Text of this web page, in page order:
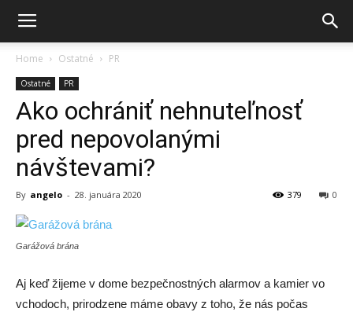
Home Ostatné PR
Ostatné PR
Ako ochrániť nehnuteľnosť
pred nepovolanými
návštevami?
By angelo - 28. januára 2020 0
379
Garážová brána
Aj keď žijeme v dome bezpečnostných alarmov a kamier vo
vchodoch, prirodzene máme obavy z toho, že nás počas